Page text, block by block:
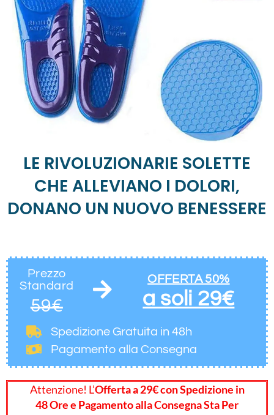
LE RIVOLUZIONARIE SOLETTE
CHE ALLEVIANO I DOLORI,
DONANO UN NUOVO BENESSERE
Prezzo
Standard
59€
OFFERTA 50%
a soli 29€
Spedizione Gratuita in 48h
Pagamento alla Consegna
Attenzione! L’Offerta a 29€ con Spedizione in
48 Ore e Pagamento alla Consegna Sta Per